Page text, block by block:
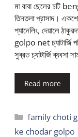
মা বাবা ছেলের চটি
তিনতলা প্রাসাদ।
প্যানেলিং, দেয়ালে
golpo net চ্যাটার্জি
সুব্রত চ্যাটার্জি ব্যবসা
Read more
Categories
family choti
ke chodar golpo